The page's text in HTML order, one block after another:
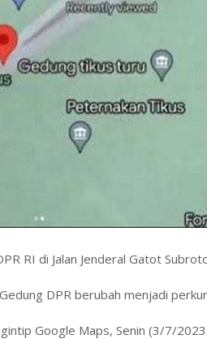
RI di Jalan Jenderal Gatot
DPR berubah menjadi
Google Maps, Senin (3/7/